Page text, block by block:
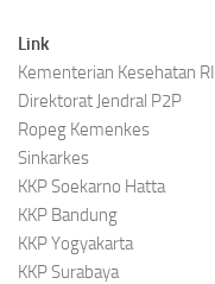
Link
Kementerian Kesehatan RI
Direktorat Jendral P2P
Ropeg Kemenkes
Sinkarkes
KKP Soekarno Hatta
KKP Bandung
KKP Yogyakarta
KKP Surabaya